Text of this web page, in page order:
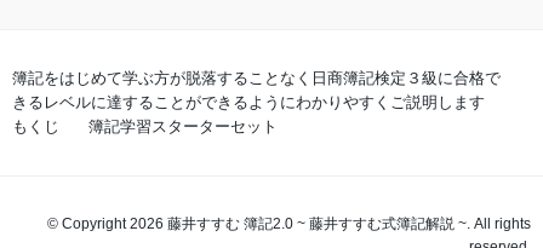
簿記をはじめて学ぶ方が脱落することなく日商簿記検定３級に合格で
きるレベルに達することができるようにわかりやすくご説明します
もくじ
簿記学習スターターセット
© Copyright 2026 藤井すすむ 簿記2.0 ~ 藤井すすむ式簿記解説 ~. All rights